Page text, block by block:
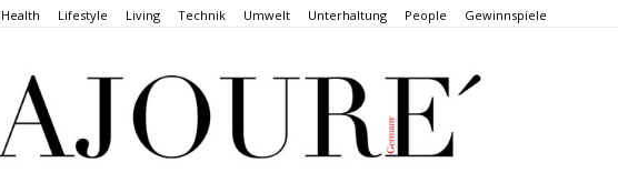
Health Lifestyle Living Technik Umwelt Unterhaltung People Gewinnspiele